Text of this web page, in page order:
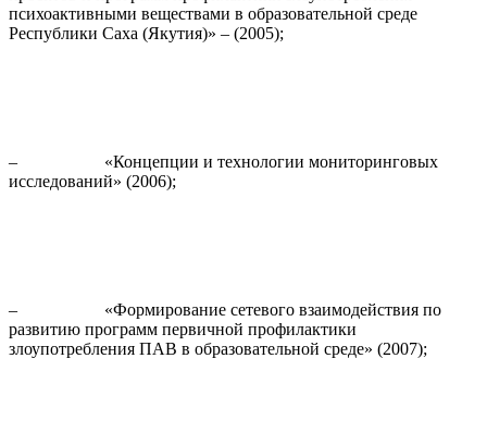
психоактивными веществами в образовательной среде
Республики Саха (Якутия)» – (2005);
– «Концепции и технологии мониторинговых
исследований» (2006);
– «Формирование сетевого взаимодействия по
развитию программ первичной профилактики
злоупотребления ПАВ в образовательной среде» (2007);